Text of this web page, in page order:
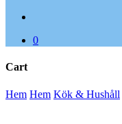
0
Cart
Close
Hem Hem Kök & Hushåll